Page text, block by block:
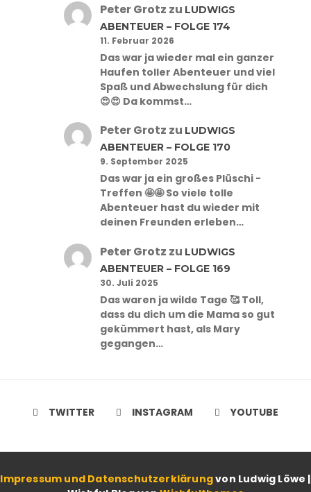
Peter Grotz zu LUDWIGS
ABENTEUER – FOLGE 174
11. Februar 2026
Das war ja wieder mal ein ganzer
Haufen toller Abenteuer und viel
Spaß und Abwechslung für dich
😍😍 Da kommst…
Peter Grotz zu LUDWIGS
ABENTEUER – FOLGE 170
9. September 2025
Das war ja ein großes Plüschi -
Treffen 🤩🤩 So viele tolle
Abenteuer hast du wieder mit
deinen Freunden erleben…
Peter Grotz zu LUDWIGS
ABENTEUER – FOLGE 169
30. Juli 2025
Das waren ja wilde Tage 🥰 Toll,
dass du dich um die Mama so gut
gekümmert hast, als Mary
gegangen…
TWITTER INSTAGRAM YOUTUBE
Impressum und Datenschutzerklärungvon Ludwig Löwe |